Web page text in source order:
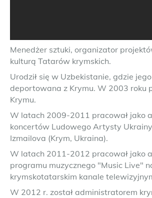
Menedżer sztuki, organizator
kulturą Tatarów krymskich.
Urodził się w Uzbekistanie, gdzie
deportowana z Krymu. W 2003 roku
Krymu.
W latach 2009-2011 pracował jako
koncertów Ludowego Artysty
Izmailova (Krym, Ukraina).
W latach 2011-2012 pracował jako
programu muzycznego "Music Live"
krymskotatarskim kanale
W 2012 r. został administratorem